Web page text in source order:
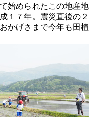
始められたこの地産地
１７年。震災直後の２
かげさまで今年も田植